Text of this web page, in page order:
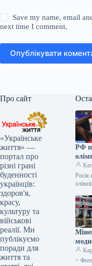
Save my name, email
next time I comment.
Опублікувати
Про сайт
«Українське
життя» —
портал про
різні грані
буденності
українців:
здоров'я,
красу,
культуру та
військові
реалії. Ми
публікуємо
поради для
життя та
РФ
Росія
>